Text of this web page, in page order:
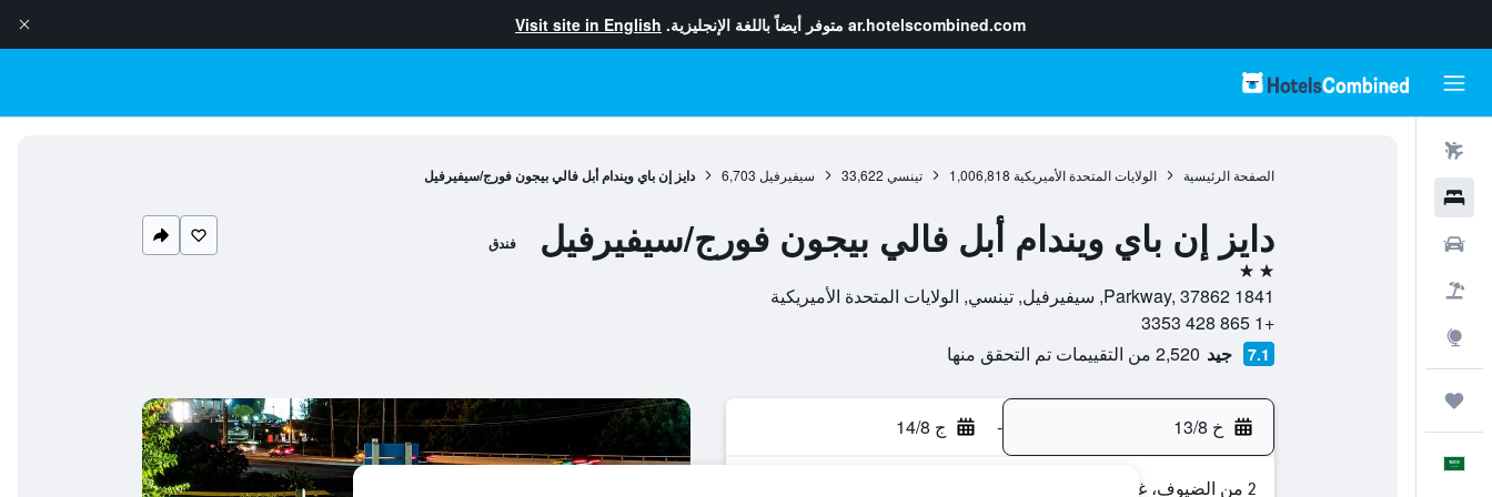
ar.hotelscombined.com متوفر أيضاً باللغة الإنجليزية. Visit site in English
الصفحة الرئيسية الولايات المتحدة الأميريكية 1,006,818 تينسي 33,622 سيفيرفيل 6,703 دايز إن باي ويندام أبل فالي بيجون فورج/سيفيرفيل
دايز إن باي ويندام أبل فالي بيجون فورج/سيفيرفيل فندق
2 نجمتين
1841 Parkway, 37862, سيفيرفيل, تينسي, الولايات المتحدة الأميريكية
+1 865 428 3353
7.1 جيد 2,520 من التقييمات تم التحقق منها
خ 13/8 - ج 14/8
2 من الضيوف، غرفة واحدة